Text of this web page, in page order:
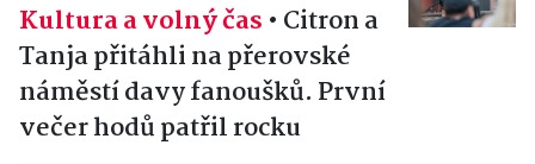
Kultura a volný čas • Citron a
Tanja přitáhli na přerovské
náměstí davy fanoušků. První
večer hodů patřil rocku